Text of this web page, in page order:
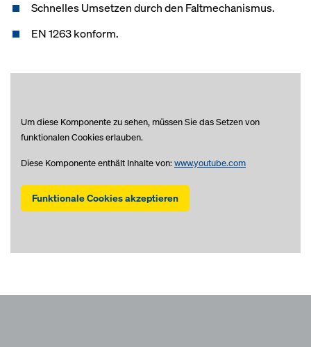
Schnelles Umsetzen durch den Faltmechanismus.
EN 1263 konform.
Um diese Komponente zu sehen, müssen Sie das Setzen von
funktionalen Cookies erlauben.
Diese Komponente enthält Inhalte von:www.youtube.com
Funktionale Cookies akzeptieren